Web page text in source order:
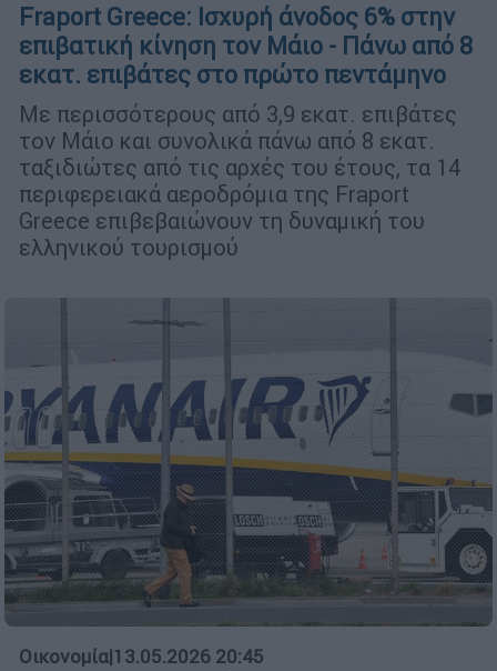
Fraport Greece: Ισχυρή άνοδος 6% στην
επιβατική κίνηση τον Μάιο - Πάνω από 8
εκατ. επιβάτες στο πρώτο πεντάμηνο
Με περισσότερους από 3,9 εκατ. επιβάτες
τον Μάιο και συνολικά πάνω από 8 εκατ.
ταξιδιώτες από τις αρχές του έτους, τα 14
περιφερειακά αεροδρόμια της Fraport
Greece επιβεβαιώνουν τη δυναμική του
ελληνικού τουρισμού
Οικονομία|13.05.2026 20:45